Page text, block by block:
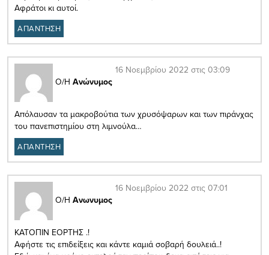
Αφράτοι κι αυτοί.
ΑΠΑΝΤΗΣΗ
Ο/Η Ανώνυμος
16 Νοεμβρίου 2022 στις 03:09
Απόλαυσαν τα μακροβούτια των χρυσόψαρων και των πιράνχας
του πανεπιστημίου στη λιμνούλα…
ΑΠΑΝΤΗΣΗ
Ο/Η Ανωνυμος
16 Νοεμβρίου 2022 στις 07:01
ΚΑΤΟΠΙΝ ΕΟΡΤΗΣ .!
Αφήστε τις επιδείξεις και κάντε καμιά σοβαρή δουλειά..!